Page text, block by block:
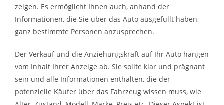
zeigen. Es ermöglicht Ihnen auch, anhand der
Informationen, die Sie über das Auto ausgefüllt haben,
ganz bestimmte Personen anzusprechen.
Der Verkauf und die Anziehungskraft auf Ihr Auto hängen
vom Inhalt Ihrer Anzeige ab. Sie sollte klar und prägnant
sein und alle Informationen enthalten, die der
potenzielle Käufer über das Fahrzeug wissen muss, wie